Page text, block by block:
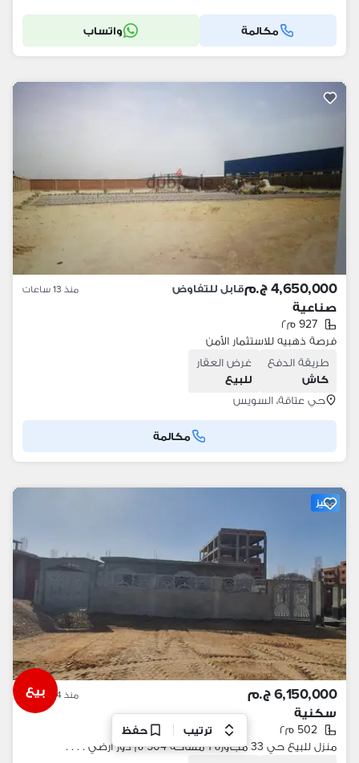
مكالمة واتساب
4,650,000 ج.م قابل للتفاوض منذ 13 ساعات
صناعية
927 م٢
فرصة ذهبيه للاستثمار الأمن
طريقة الدفع
كاش
غرض العقار
للبيع
حي عتاقة، السويس
مكالمة
مميز
6,150,000 ج.م منذ 14 ساعات
سكنية
502 م٢
منزل للبيع حي 33 مجاورة 1 مساحة 504 م دور ارضي . . . .
بيع
ترتيب حفظ